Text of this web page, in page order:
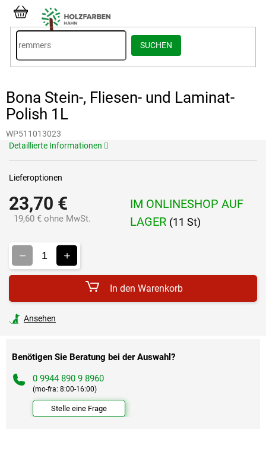
Inhalt
springen
SUCHEN
WARENKORB
Bona Stein-, Fliesen- und Laminat-
Polish 1L
WP511013023
23,70 €
19,60 € ohne MwSt.
IM ONLINESHOP AUF
LAGER (11 St)
Lieferoptionen
In den Warenkorb
Detaillierte Informationen
Ansehen
Benötigen Sie Beratung bei der Auswahl?
0 9944 890 9 8960
(mo-fra: 8:00-16:00)
Stelle eine Frage